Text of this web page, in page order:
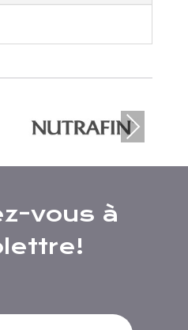
Nex
t
vous à